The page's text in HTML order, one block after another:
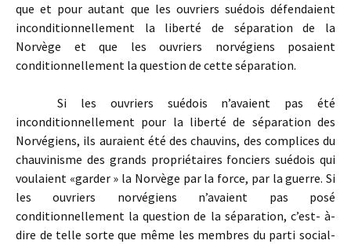
que et pour autant que les ouvriers suédois défendaient
inconditionnellement la liberté de séparation de la
Norvège et que les ouvriers norvégiens posaient
conditionnellement la question de cette séparation.
Si les ouvriers suédois n’avaient pas été
inconditionnellement pour la liberté de séparation des
Norvégiens, ils auraient été des chauvins, des complices du
chauvinisme des grands propriétaires fonciers suédois qui
voulaient «garder » la Norvège par la force, par la guerre. Si
les ouvriers norvégiens n’avaient pas posé
conditionnellement la question de la séparation, c’est- à-
dire de telle sorte que même les membres du parti social-